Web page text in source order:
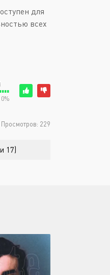
для
всех
0%
Просмотров: 229
17)